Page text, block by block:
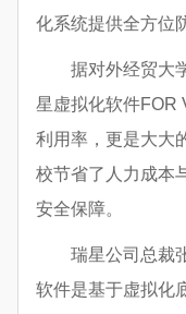
化系统提供全方位
据对外经贸大
星虚拟化软件FOR
利用率，更是大大
校节省了人力成本
安全保障。
瑞星公司总裁
软件是基于虚拟化